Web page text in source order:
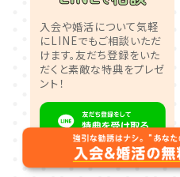
入会や婚活について気軽
にLINEでもご相談いただ
けます。友だち登録をいた
だくと素敵な特典をプレゼ
ント！